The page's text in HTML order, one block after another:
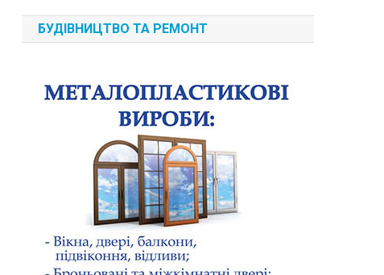
БУДІВНИЦТВО ТА РЕМОНТ